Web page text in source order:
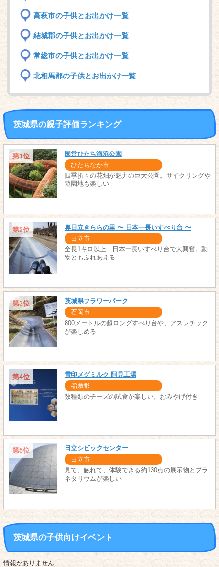
高萩市の子供とお出かけ一覧
結城郡の子供とお出かけ一覧
常総市の子供とお出かけ一覧
北相馬郡の子供とお出かけ一覧
茨城県の親子評価ランキング
第1位 国営ひたち海浜公園
ひたちなか市
四季折々の花畑が魅力の巨大公園。サイクリングや
遊園地も楽しい
第2位 奥日立きららの里 〜 日本一長いすべり台 〜
日立市
全長1キロ以上！日本一長いすべり台で大興奮。動
物ともふれあえる
第3位 茨城県フラワーパーク
石岡市
800メートルの超ロングすべり台や、アスレチック
が楽しめる
第4位 雪印メグミルク 阿見工場
稲敷郡
数種類のチーズの試食が楽しい。おみやげ付き
第5位 日立シビックセンター
日立市
見て、触れて、体験できる約130点の展示物とプラ
ネタリウムが楽しい
茨城県の子供向けイベント
情報がありません